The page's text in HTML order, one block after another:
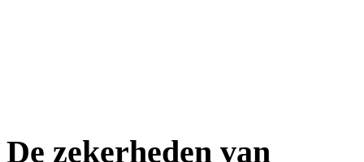
De zekerheden van